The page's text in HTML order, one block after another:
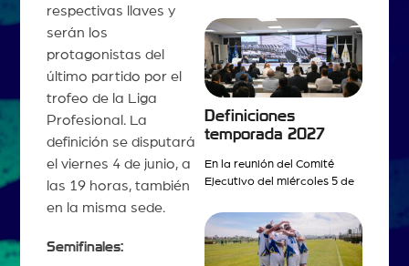
respectivas llaves y
serán los
protagonistas del
último partido por el
trofeo de la Liga
Profesional. La
definición se disputará
el viernes 4 de junio, a
las 19 horas, también
en la misma sede.
Semifinales:
Definiciones
temporada 2027
En la reunión del Comité
Ejecutivo del miércoles 5 de